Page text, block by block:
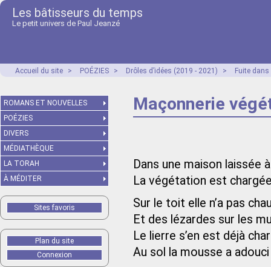
Les bâtisseurs du temps
Le petit univers de Paul Jeanzé
Accueil du site > POÉZIES > Drôles d’idées (2019 - 2021) > Fuite
Maçonnerie
Dans une maison laissée
La végétation est
Sur le toit elle n’a pas
Et des lézardes sur les
Le lierre s’en est déjà
Au sol la mousse a
ROMANS ET NOUVELLES
POÉZIES
DIVERS
MÉDIATHÈQUE
LA TORAH
À MÉDITER
Sites favoris
Plan du site
Connexion